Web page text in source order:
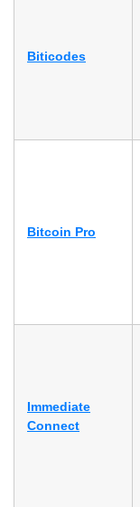
Biticodes
Bitcoin Pro
Immediate
Connect